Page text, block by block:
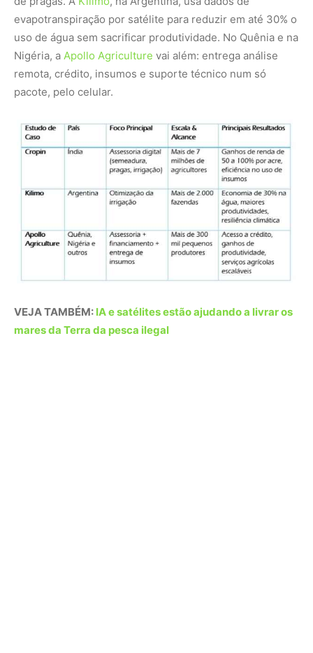
evapotranspiração por satélite para reduzir em até 30% o
uso de água sem sacrificar produtividade. No Quênia e na
Nigéria, a Apollo Agriculture vai além: entrega análise
remota, crédito, insumos e suporte técnico num só
pacote, pelo celular.
VEJA TAMBÉM: IA e satélites estão ajudando a livrar os
mares da Terra da pesca ilegal